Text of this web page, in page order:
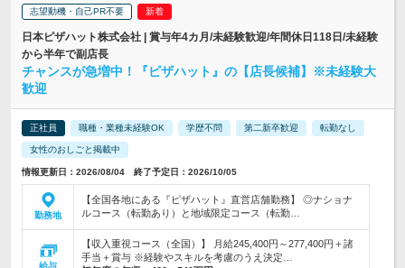
志望動機・自己PR不要
日本ピザハット株式会社 | 賞与年4カ月/未経験歓迎/年間休日118日/未経験
から半年で副店長
チャンスが急増中！『ピザハット』の【店長候補】※未経験大
歓迎
正社員 職種・業種未経験OK 学歴不問 第二新卒歓迎 転勤なし
女性のおしごと掲載中
情報更新日：2026/08/04 終了予定日：2026/10/05
勤務地
【全国各地にある『ピザハット』直営店舗勤務】 ◎ナショナ
ルコース（転勤あり）と地域限定コース（転勤…
給与
【収入重視コース（全国）】 月給245,400円～277,400円＋諸
手当＋賞与 ※経験やスキルを考慮のうえ決定…